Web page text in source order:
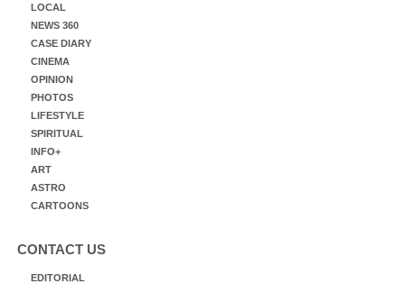
LOCAL
NEWS 360
CASE DIARY
CINEMA
OPINION
PHOTOS
LIFESTYLE
SPIRITUAL
INFO+
ART
ASTRO
CARTOONS
CONTACT US
EDITORIAL